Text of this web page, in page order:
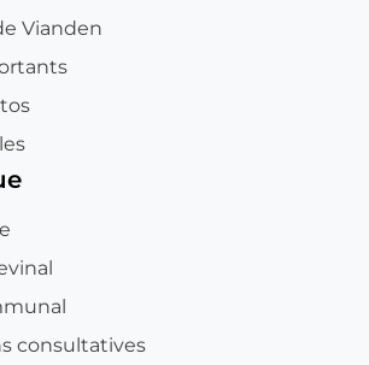
Vianden
consultatives